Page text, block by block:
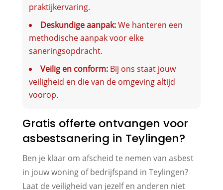
praktijkervaring.
Deskundige aanpak:We hanteren een
methodische aanpak voor elke
saneringsopdracht.
Veilig en conform:Bij ons staat jouw
veiligheid en die van de omgeving altijd
voorop.
Gratis offerte ontvangen voor
asbestsanering in Teylingen?
Ben je klaar om afscheid te nemen van asbest
in jouw woning of bedrijfspand in Teylingen?
Laat de veiligheid van jezelf en anderen niet